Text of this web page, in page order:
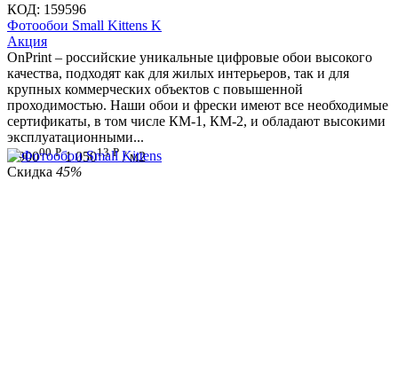
КОД: 159596
Фотообои Small Kittens K
Aкция
OnPrint – российские уникальные цифровые обои высокого
качества, подходят как для жилых интерьеров, так и для
крупных коммерческих объектов с повышенной
проходимостью. Наши обои и фрески имеют все необходимые
сертификаты, в том числе КМ-1, КМ-2, и обладают высокими
эксплуатационными...
1 90000 Р 1 05013 Р / м2
Скидка 45%